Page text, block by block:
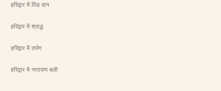
हरिद्वार में पिंड दान
हरिद्वार में श्राद्ध
हरिद्वार में तर्पण
हरिद्वार में नारायण बली